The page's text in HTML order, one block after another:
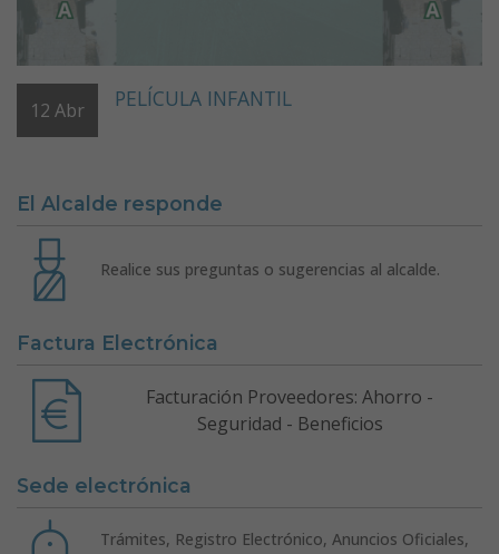
12 Abr PELÍCULA INFANTIL
El Alcalde responde
Realice sus preguntas o sugerencias al alcalde.
Factura Electrónica
Facturación Proveedores: Ahorro -
Seguridad - Beneficios
Sede electrónica
Trámites, Registro Electrónico, Anuncios Oficiales,